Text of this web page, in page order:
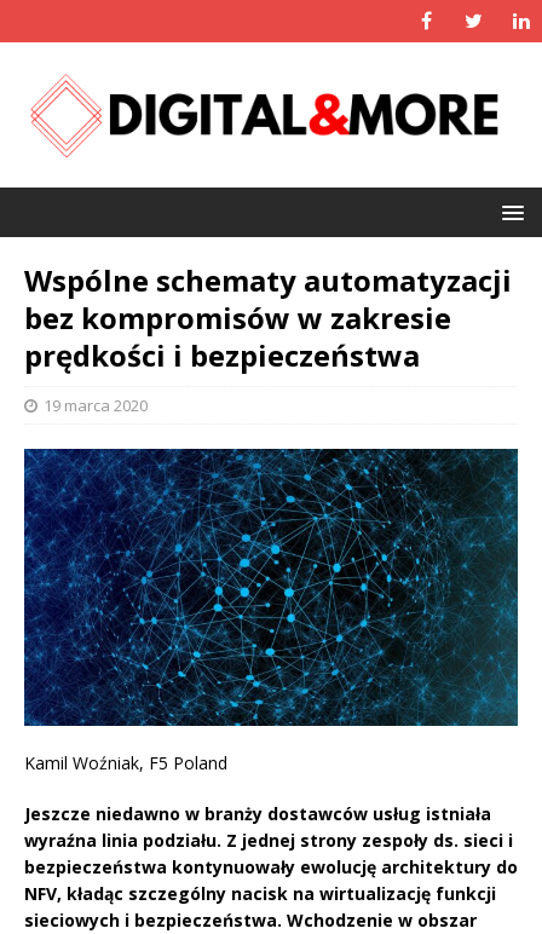
Wspólne schematy automatyzacji
bez kompromisów w zakresie
prędkości i bezpieczeństwa
19 marca 2020
Kamil Woźniak, F5 Poland
Jeszcze niedawno w branży dostawców usług istniała
wyraźna linia podziału. Z jednej strony zespoły ds. sieci i
bezpieczeństwa kontynuowały ewolucję architektury do
NFV, kładąc szczególny nacisk na wirtualizację funkcji
sieciowych i bezpieczeństwa. Wchodzenie w obszar